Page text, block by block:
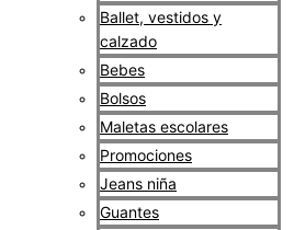
Ballet, vestidos y
calzado
Bebes
Bolsos
Maletas escolares
Promociones
Jeans niña
Guantes